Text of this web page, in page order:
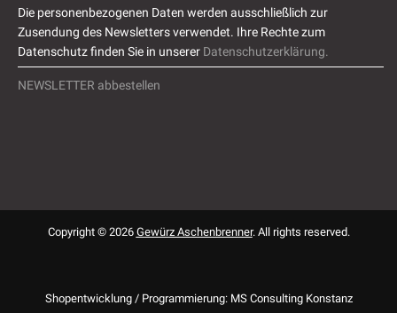
Die personenbezogenen Daten werden ausschließlich zur
Zusendung des Newsletters verwendet. Ihre Rechte zum
Datenschutz finden Sie in unserer Datenschutzerklärung.
NEWSLETTER abbestellen
Copyright © 2026 Gewürz Aschenbrenner. All rights reserved.
Shopentwicklung / Programmierung: MS Consulting Konstanz